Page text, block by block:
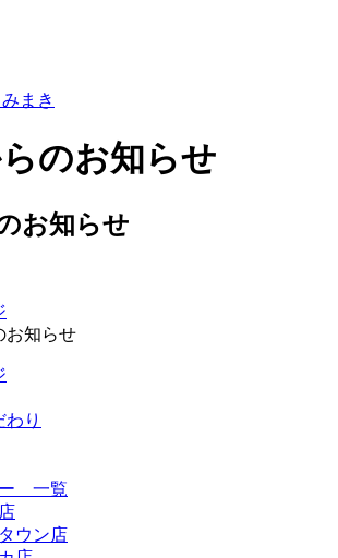
のお知らせ
お知らせ
お知らせ
り
ー 一覧
ウン店